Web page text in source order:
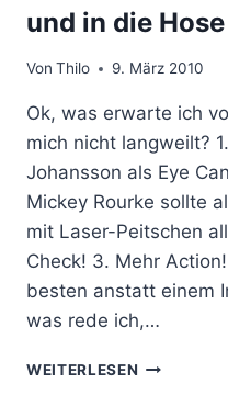
und in die
Von Thilo 9. März 2010
Ok, was erwarte ich
mich nicht langweilt?
Johansson als Eye
Mickey Rourke sollte
mit Laser-Peitschen
Check! 3. Mehr
besten anstatt einem
was rede ich,…
WEITERLESEN IRON